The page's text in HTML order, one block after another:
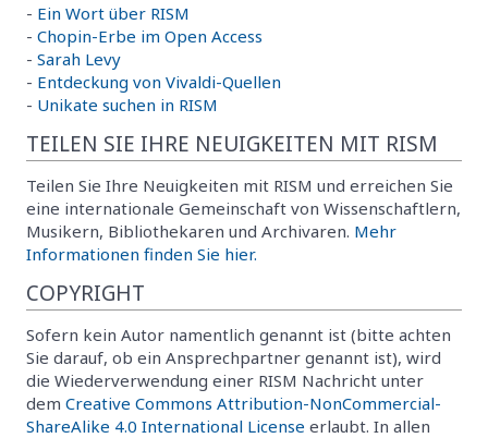
- Ein Wort über RISM
- Chopin-Erbe im Open Access
- Sarah Levy
- Entdeckung von Vivaldi-Quellen
- Unikate suchen in RISM
TEILEN SIE IHRE NEUIGKEITEN MIT RISM
Teilen Sie Ihre Neuigkeiten mit RISM und erreichen Sie
eine internationale Gemeinschaft von Wissenschaftlern,
Musikern, Bibliothekaren und Archivaren. Mehr
Informationen finden Sie hier.
COPYRIGHT
Sofern kein Autor namentlich genannt ist (bitte achten
Sie darauf, ob ein Ansprechpartner genannt ist), wird
die Wiederverwendung einer RISM Nachricht unter
dem Creative Commons Attribution-NonCommercial-
ShareAlike 4.0 International License erlaubt. In allen